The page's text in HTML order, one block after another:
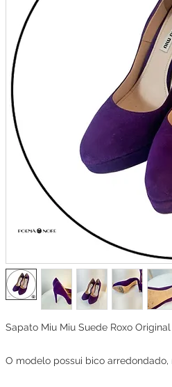
Sapato Miu Miu Suede Roxo Original
O modelo possui bico